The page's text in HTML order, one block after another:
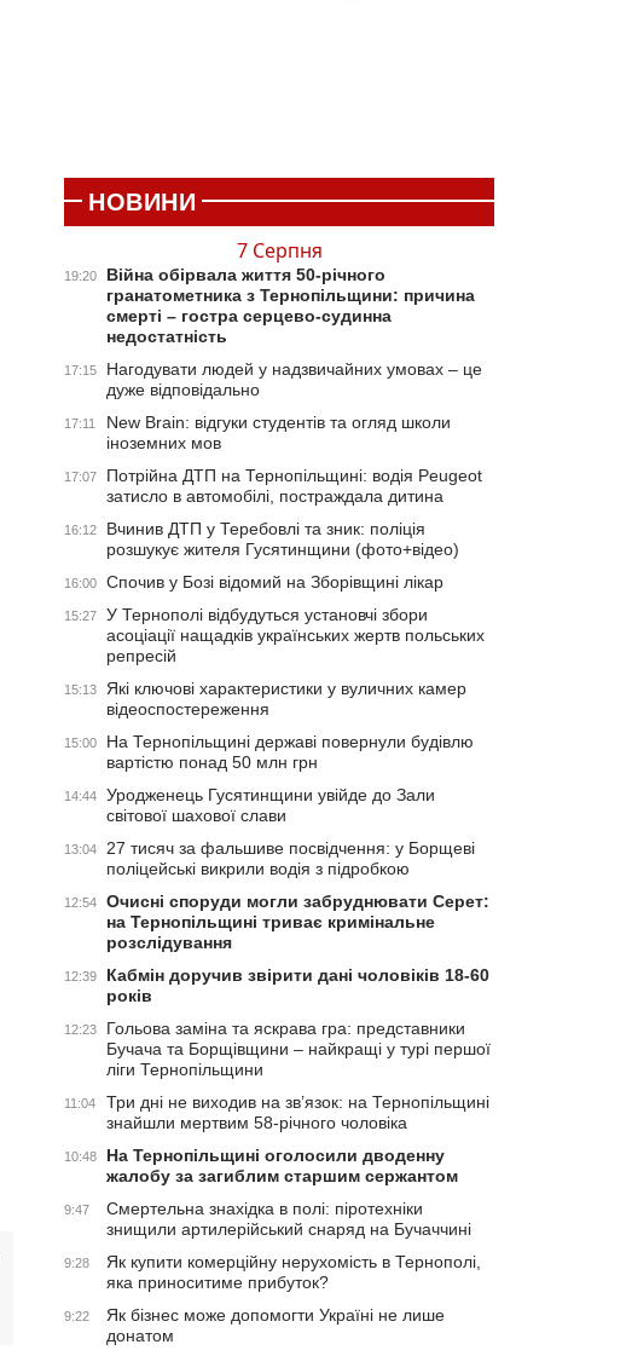
НОВИНИ
7 Серпня
19:20
Війна обірвала життя 50-річного
гранатометника з Тернопільщини: причина
смерті – гостра серцево-судинна
недостатність
17:15
Нагодувати людей у надзвичайних умовах – це
дуже відповідально
17:11
New Brain: відгуки студентів та огляд школи
іноземних мов
17:07
Потрійна ДТП на Тернопільщині: водія Peugeot
затисло в автомобілі, постраждала дитина
16:12
Вчинив ДТП у Теребовлі та зник: поліція
розшукує жителя Гусятинщини (фото+відео)
16:00 Спочив у Бозі відомий на Зборівщині лікар
15:27
У Тернополі відбудуться установчі збори
асоціації нащадків українських жертв польських
репресій
15:13
Які ключові характеристики у вуличних камер
відеоспостереження
15:00
На Тернопільщині державі повернули будівлю
вартістю понад 50 млн грн
14:44
Уродженець Гусятинщини увійде до Зали
світової шахової слави
13:04
27 тисяч за фальшиве посвідчення: у Борщеві
поліцейські викрили водія з підробкою
12:54
Очисні споруди могли забруднювати Серет:
на Тернопільщині триває кримінальне
розслідування
12:39
Кабмін доручив звірити дані чоловіків 18-60
років
12:23
Гольова заміна та яскрава гра: представники
Бучача та Борщівщини – найкращі у турі першої
ліги Тернопільщини
11:04
Три дні не виходив на зв’язок: на Тернопільщині
знайшли мертвим 58-річного чоловіка
10:48
На Тернопільщині оголосили дводенну
жалобу за загиблим старшим сержантом
9:47
Смертельна знахідка в полі: піротехніки
знищили артилерійський снаряд на Бучаччині
9:28
Як купити комерційну нерухомість в Тернополі,
яка приноситиме прибуток?
9:22
Як бізнес може допомогти Україні не лише
донатом